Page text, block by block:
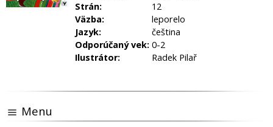
Strán:
12
Väzba:
leporelo
Jazyk:
čeština
Odporúčaný vek: 0-2
Ilustrátor:
Radek Pilař
Menu